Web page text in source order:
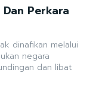
Perkara
dinafikan melalui
negara
dan libat